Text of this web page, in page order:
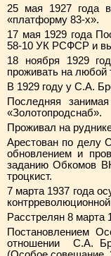
25 мая 1927 года
«платформу 83-х».
17 мая 1929 года
58-10 УК РСФСР и
18 ноября 1929
проживать на
В 1929 году у С.А.
Последняя
«Золотопродснаб».
Проживал на
Арестован по делу
обновлением и
заданию Обкомов
троцкист.
7 марта 1937 года
Расстрелян 8 марта
Постановлением
отношении С.А.